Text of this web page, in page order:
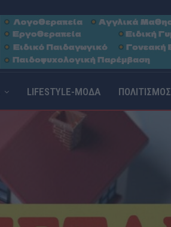
LIFESTYLE-ΜΟΔΑ ΠΟΛΙΤΙΣΜΟΣ